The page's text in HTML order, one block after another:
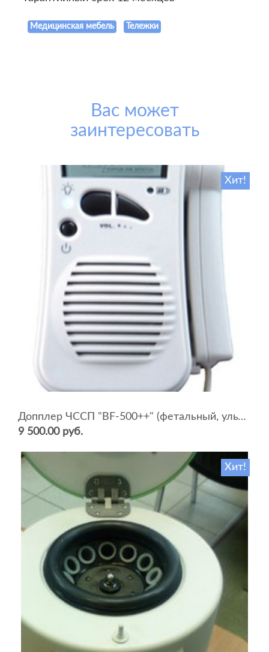
Медицинская мебель Тележки
Вас может
заинтересовать
Хит!
Допплер ЧССП "BF-500++" (фетальный, ультразвуковой)
9 500.00 руб.
Хит!